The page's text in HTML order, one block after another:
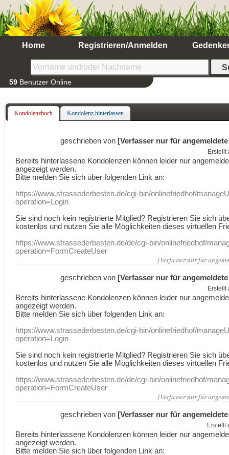
Home Registrieren/Anmelden
59 Benutzer Online
Kondolenzbuch Kondolenz hinterlassen
geschrieben von [Verfasser nur für
Erstellt
Bereits hinterlassene Kondolenzen können leider nur
angezeigt werden.
Bitte melden Sie sich über folgenden Link an:
https://www.strassederbesten.de/cgi-bin/onlinefriedhof/
operation=Login
Sie sind noch kein registrierte Mitglied? Registrieren Sie sich
kostenlos und nutzen Sie alle Möglichkeiten dieses virtuellen
https://www.strassederbesten.de/de/cgi-bin/onlinefriedhof/
operation=FormCreateUser
[Verfasser nur für
geschrieben von [Verfasser nur für
Erstellt
Bereits hinterlassene Kondolenzen können leider nur
angezeigt werden.
Bitte melden Sie sich über folgenden Link an:
https://www.strassederbesten.de/cgi-bin/onlinefriedhof/
operation=Login
Sie sind noch kein registrierte Mitglied? Registrieren Sie sich
kostenlos und nutzen Sie alle Möglichkeiten dieses virtuellen
https://www.strassederbesten.de/de/cgi-bin/onlinefriedhof/
operation=FormCreateUser
[Verfasser nur für
geschrieben von [Verfasser nur für
Erstellt
Bereits hinterlassene Kondolenzen können leider nur
angezeigt werden.
Bitte melden Sie sich über folgenden Link an: